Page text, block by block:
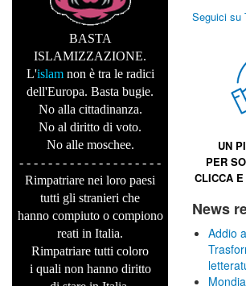
BASTA
ISLAMIZZAZIONE.
L'islam non è tra le radici
dell'Europa. Basta bugie.
No alla cittadinanza.
No al diritto di voto.
No alle moschee.
- - - - - - - - - - - - - - - - - - - -
Rimpatriare nei loro paesi
tutti gli stranieri che
hanno compiuto o compiono
reati in Italia.
Rimpatriare tutti coloro
i quali non hanno diritto
Seguici su
UN
PER
CLICCA E
News
Addio